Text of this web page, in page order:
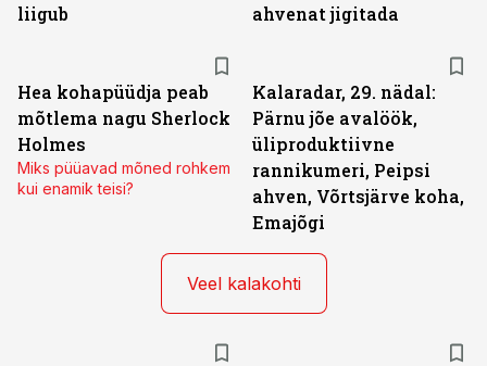
liigub
ahvenat jigitada
Hea kohapüüdja peab
mõtlema nagu Sherlock
Holmes
Miks püüavad mõned rohkem
kui enamik teisi?
Kalaradar, 29. nädal:
Pärnu jõe avalöök,
üliproduktiivne
rannikumeri, Peipsi
ahven, Võrtsjärve koha,
Emajõgi
Veel kalakohti